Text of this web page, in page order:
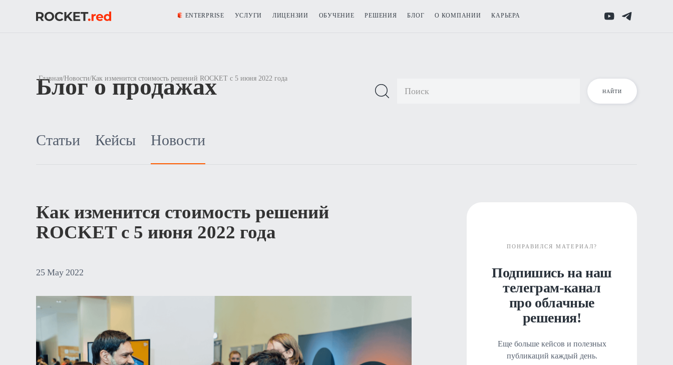
ENTERPRISE УСЛУГИ ЛИЦЕНЗИИ ОБУЧЕНИЕ РЕШЕНИЯ БЛОГ О КОМПАНИИ КАРЬЕРА
Блог о продажах
Статьи Кейсы Новости
Как изменится стоимость решений
ROCKET с 5 июня 2022 года
25 May 2022
ПОНРАВИЛСЯ МАТЕРИАЛ?
Подпишись на наш
телеграм-канал
про облачные
решения!
Еще больше кейсов и полезных
публикаций каждый день.
Главная/Новости/Как изменится стоимость решений ROCKET с 5 июня 2022 года